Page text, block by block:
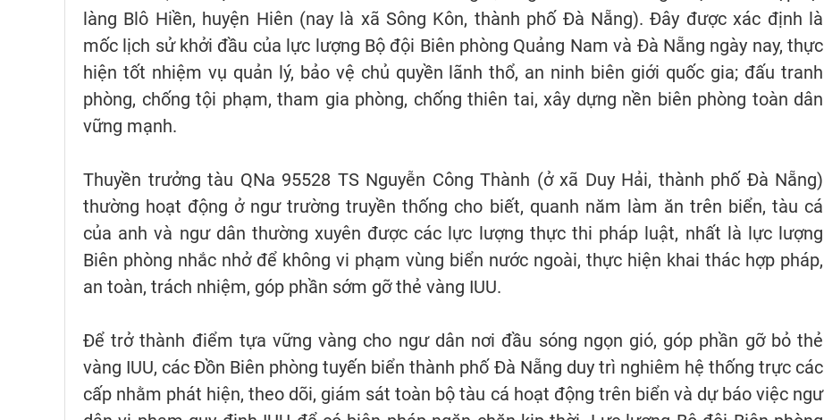
làng Blô Hiền, huyện Hiên (nay là xã Sông Kôn, thành phố Đà Nẵng). Đây được xác định là
mốc lịch sử khởi đầu của lực lượng Bộ đội Biên phòng Quảng Nam và Đà Nẵng ngày nay, thực
hiện tốt nhiệm vụ quản lý, bảo vệ chủ quyền lãnh thổ, an ninh biên giới quốc gia; đấu tranh
phòng, chống tội phạm, tham gia phòng, chống thiên tai, xây dựng nền biên phòng toàn dân
vững mạnh.
Thuyền trưởng tàu QNa 95528 TS Nguyễn Công Thành (ở xã Duy Hải, thành phố Đà Nẵng)
thường hoạt động ở ngư trường truyền thống cho biết, quanh năm làm ăn trên biển, tàu cá
của anh và ngư dân thường xuyên được các lực lượng thực thi pháp luật, nhất là lực lượng
Biên phòng nhắc nhở để không vi phạm vùng biển nước ngoài, thực hiện khai thác hợp pháp,
an toàn, trách nhiệm, góp phần sớm gỡ thẻ vàng IUU.
Để trở thành điểm tựa vững vàng cho ngư dân nơi đầu sóng ngọn gió, góp phần gỡ bỏ thẻ
vàng IUU, các Đồn Biên phòng tuyến biển thành phố Đà Nẵng duy trì nghiêm hệ thống trực các
cấp nhằm phát hiện, theo dõi, giám sát toàn bộ tàu cá hoạt động trên biển và dự báo việc ngư